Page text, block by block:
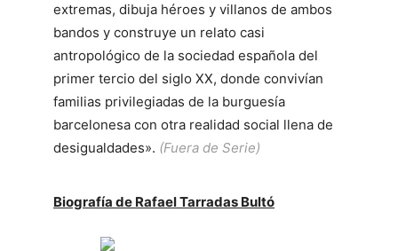
extremas, dibuja héroes y villanos de ambos
bandos y construye un relato casi
antropológico de la sociedad española del
primer tercio del siglo XX, donde convivían
familias privilegiadas de la burguesía
barcelonesa con otra realidad social llena de
desigualdades». (Fuera de Serie)
Biografía de Rafael Tarradas Bultó